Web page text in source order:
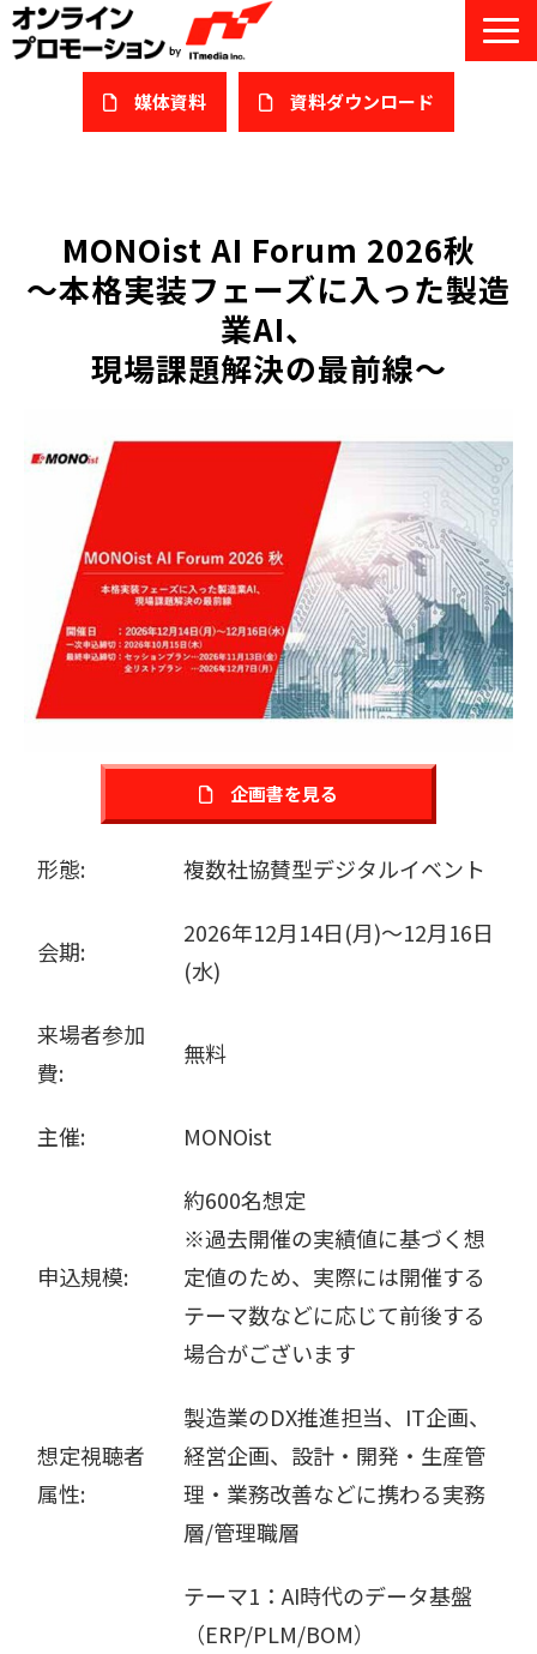
媒体資料 ​資料ダウンロード
サービスガイド/お役立ち資料
課題/ターゲット別で探す
セミナー情報/ブログ
販売パートナー募集
MONOist AI Forum 2026秋
～本格実装フェーズに入った製造
業AI、
現場課題解決の最前線～
企画書を見る
形態: 複数社協賛型デジタルイベント
会期:
2026年12月14日(月)～12月16日
(水)
来場者参加
費:
無料
主催: MONOist
申込規模:
約600名想定
※過去開催の実績値に基づく想
定値のため、実際には開催する
テーマ数などに応じて前後する
場合がございます
想定視聴者
属性:
製造業のDX推進担当、IT企画、
経営企画、設計・開発・生産管
理・業務改善などに携わる実務
層/管理職層
テーマ1：AI時代のデータ基盤
（ERP/PLM/BOM）